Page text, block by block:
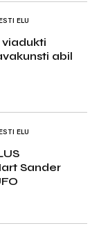
ELU
abil
ELU
Sander